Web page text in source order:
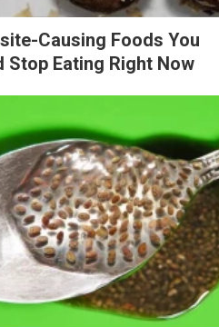
Causing Foods You
Stop Eating Right Now